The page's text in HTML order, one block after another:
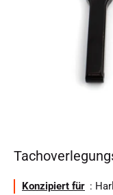
Konzipiert für :